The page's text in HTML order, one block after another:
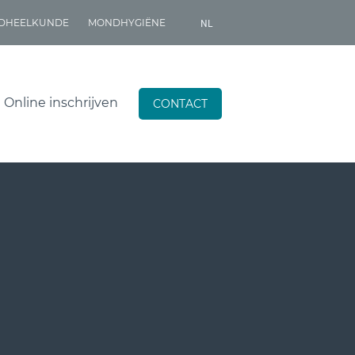
MONDHYGIËNE NL
Online inschrijven CONTACT